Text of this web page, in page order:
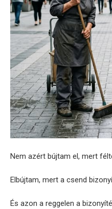
Nem azért bújtam el, mert
Elbújtam, mert a csend
És azon a reggelen a